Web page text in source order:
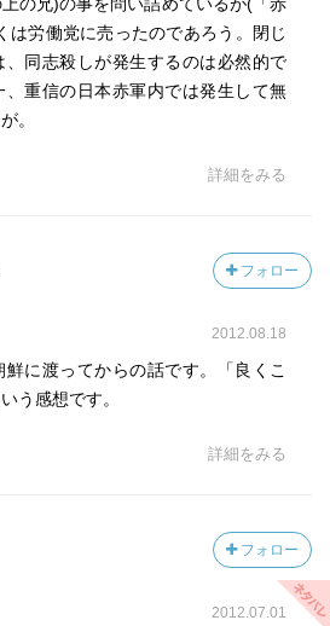
る拉致事件にも
してたと言うのも衝撃的。
と思うと
。
は労働党に売ったのであろう。閉じ
、同志殺しが発生するのは必然的で
、重信の日本赤軍内では発生して無
。
詳細をみる
フォロー
2012.08.18
に渡ってからの話です。「良くこ
う感想です。
詳細をみる
フォロー
2012.07.01